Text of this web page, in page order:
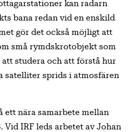
kan radarn
bana redan vid en enskild
gör det också möjligt att
små rymdskrotobjekt som
studera och att förstå hur
satelliter sprids i atmosfären
ett nära samarbete mellan
Vid IRF leds arbetet av Johan